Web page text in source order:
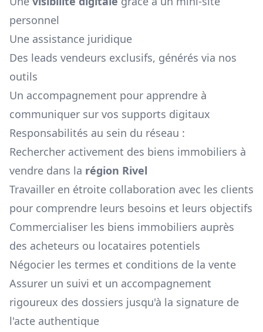
personnel
Une assistance juridique
Des leads vendeurs exclusifs, générés via nos
outils
Un accompagnement pour apprendre à
communiquer sur vos supports digitaux
Responsabilités au sein du réseau :
Rechercher activement des biens immobiliers à
vendre dans la région Rivel
Travailler en étroite collaboration avec les clients
pour comprendre leurs besoins et leurs objectifs
Commercialiser les biens immobiliers auprès
des acheteurs ou locataires potentiels
Négocier les termes et conditions de la vente
Assurer un suivi et un accompagnement
rigoureux des dossiers jusqu'à la signature de
l'acte authentique